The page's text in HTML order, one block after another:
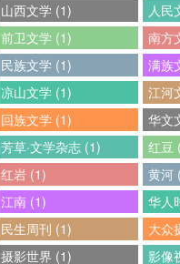
山西文学 (1)
人民
前卫文学 (1)
南方
民族文学 (1)
满族
凉山文学 (1)
江河
回族文学 (1)
华文
芳草·文学杂志 (1)
红豆
红岩 (1)
黄河
江南 (1)
华人
民生周刊 (1)
大众
摄影世界 (1)
影像